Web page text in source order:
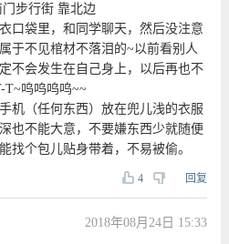
步行街 靠北边
口袋里，和同学聊天，然后没注意
于不见棺材不落泪的~以前看别人
不会发生在自己身上，以后再也不
T~呜呜呜呜~~
机（任何东西）放在兜儿浅的衣服
也不能大意，不要嫌东西少就随便
找个包儿贴身带着，不易被偷。
4 回复
2018年08月24日 15:33